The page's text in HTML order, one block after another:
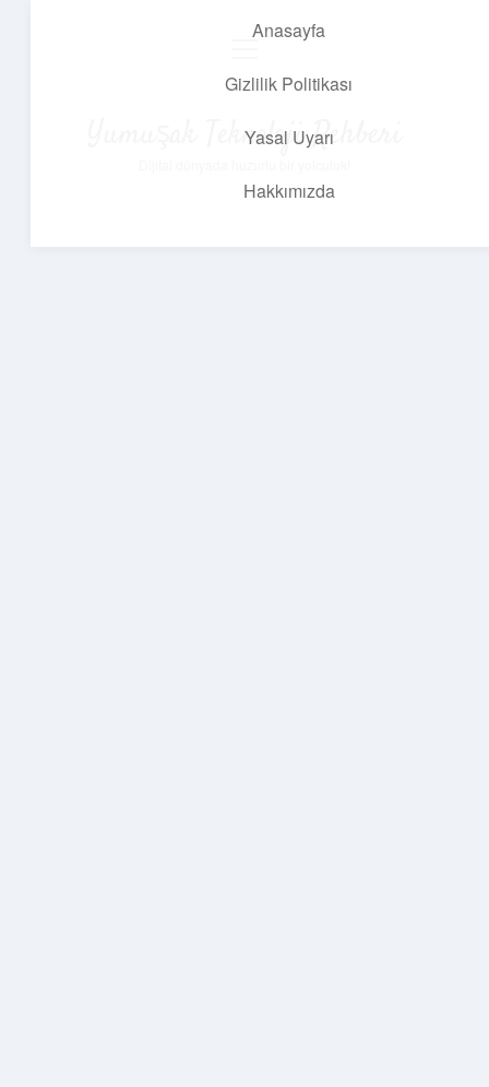
Anasayfa
Gizlilik Politikası
Yasal Uyarı
Hakkımızda
Yumuşak Teknoloji Rehberi